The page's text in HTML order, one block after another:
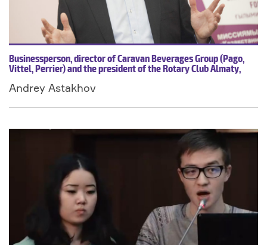
Businessperson, director of Caravan Beverages Group (Pago,
Vittel, Perrier) and the president of the Rotary Club Almaty,
and its development, as well as an entrepreneur’s social
Andrey Astakhov